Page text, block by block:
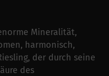
Mineralität,
harmonisch,
der durch seine
des